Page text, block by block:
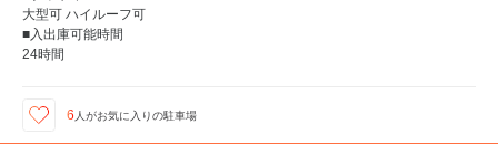
大型可 ハイルーフ可
■入出庫可能時間
24時間
6 人がお気に入りの駐車場